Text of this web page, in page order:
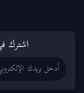
اشترك